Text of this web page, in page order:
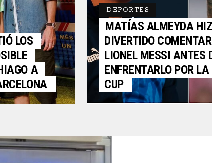
LOS
A
DEPORTES
MATÍAS ALMEYDA
DIVERTIDO
LIONEL MESSI ANTES
ENFRENTARLO POR
CUP